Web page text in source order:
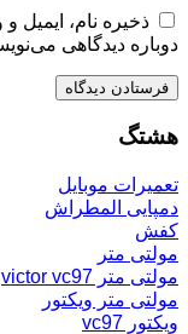
ذخیره نام، ایمیل
دوباره دیدگاهی
هشتگ
تعمیرات موبایل
دمپایی المطراش
کفش
مولتی متر
مولتی متر victor vc97
مولتی متر ویکتور
ویکتور vc97